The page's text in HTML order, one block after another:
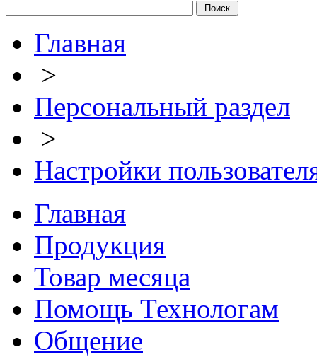
Главная
>
Персональный раздел
>
Настройки
Главная
Продукция
Товар месяца
Помощь Технологам
Общение